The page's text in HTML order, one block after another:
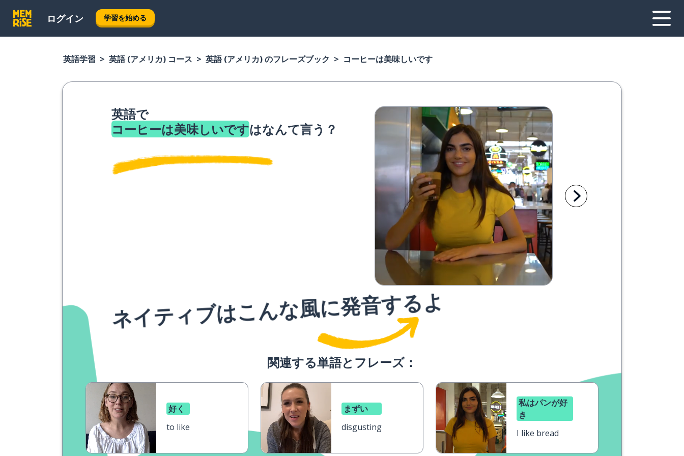
ログイン 学習を始める
英語学習 英語 (アメリカ) コース 英語 (アメリカ) のフレーズブック コーヒーは美味しいです
英語で
コーヒーは美味しいですはなんて言う？
ネイティブはこんな風に発音するよ
関連する単語とフレーズ：
好く
to like
まずい
disgusting
私はパンが好
き
I like bread